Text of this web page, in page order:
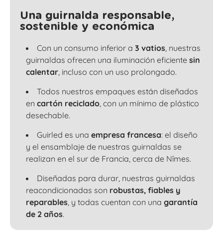
Una guirnalda responsable,
sostenible y económica
Con un consumo inferior a 3 vatios, nuestras
guirnaldas ofrecen una iluminación eficiente sin
calentar, incluso con un uso prolongado.
Todos nuestros empaques están diseñados
en cartón reciclado, con un mínimo de plástico
desechable.
Guirled es una empresa francesa: el diseño
y el ensamblaje de nuestras guirnaldas se
realizan en el sur de Francia, cerca de Nîmes.
Diseñadas para durar, nuestras guirnaldas
reacondicionadas son robustas, fiables y
reparables, y todas cuentan con una garantía
de 2 años.